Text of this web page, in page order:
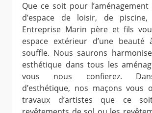
Que ce soit pour
d’espace de loisir, de
Entreprise Marin père et fils
espace extérieur d’une
souffle. Nous saurons
esthétique dans tous les
vous nous confierez.
d’esthétique, nos maçons vous
travaux d’artistes que ce